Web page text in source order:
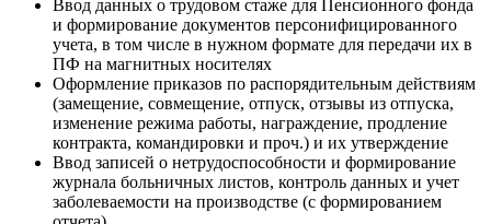
Ввод данных о трудовом стаже для Пенсионного фонда
и формирование документов персонифицированного
учета, в том числе в нужном формате для передачи их в
ПФ на магнитных носителях
Оформление приказов по распорядительным действиям
(замещение, совмещение, отпуск, отзывы из отпуска,
изменение режима работы, награждение, продление
контракта, командировки и проч.) и их утверждение
Ввод записей о нетрудоспособности и формирование
журнала больничных листов, контроль данных и учет
заболеваемости на производстве (с формированием